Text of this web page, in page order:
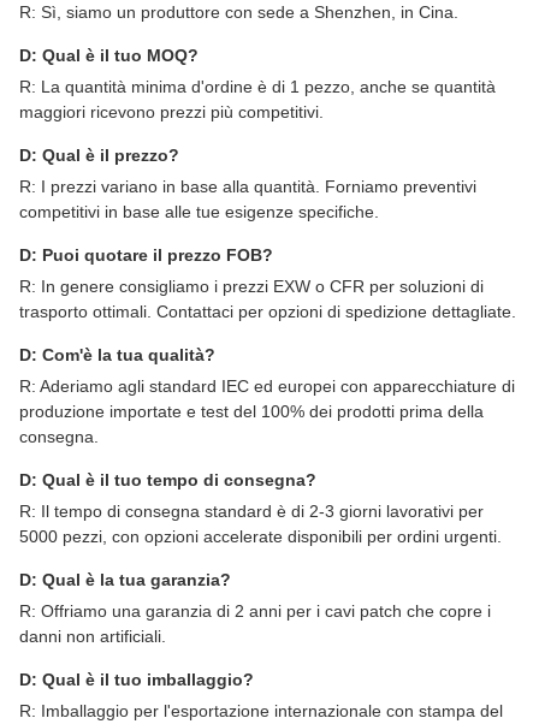
R: Sì, siamo un produttore con sede a Shenzhen, in Cina.
D: Qual è il tuo MOQ?
R: La quantità minima d'ordine è di 1 pezzo, anche se quantità
maggiori ricevono prezzi più competitivi.
D: Qual è il prezzo?
R: I prezzi variano in base alla quantità. Forniamo preventivi
competitivi in base alle tue esigenze specifiche.
D: Puoi quotare il prezzo FOB?
R: In genere consigliamo i prezzi EXW o CFR per soluzioni di
trasporto ottimali. Contattaci per opzioni di spedizione dettagliate.
D: Com'è la tua qualità?
R: Aderiamo agli standard IEC ed europei con apparecchiature di
produzione importate e test del 100% dei prodotti prima della
consegna.
D: Qual è il tuo tempo di consegna?
R: Il tempo di consegna standard è di 2-3 giorni lavorativi per
5000 pezzi, con opzioni accelerate disponibili per ordini urgenti.
D: Qual è la tua garanzia?
R: Offriamo una garanzia di 2 anni per i cavi patch che copre i
danni non artificiali.
D: Qual è il tuo imballaggio?
R: Imballaggio per l'esportazione internazionale con stampa del